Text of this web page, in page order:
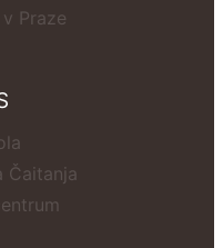
Praze
Čaitanja